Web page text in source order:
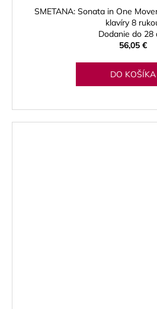
SMETANA: Sonata in One
klavíry 8
Dodanie do 28
56,05 €
DO KOŠÍKA